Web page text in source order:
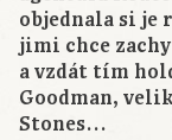
objednala si je
jimi chce
a vzdát tím
Goodman,
Stones…